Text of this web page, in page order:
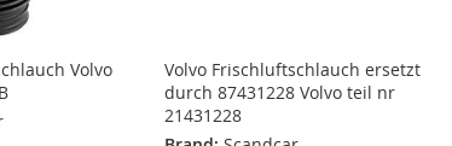
Volvo
Volvo Frischluftschlauch ersetzt
durch 87431228 Volvo teil nr
21431228